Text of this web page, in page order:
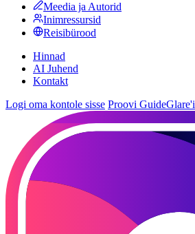
Meedia ja Autorid
Inimressursid
Reisibürood
Hinnad
AI Juhend
Kontakt
Logi oma kontole sisse Proovi GuideGlare'i